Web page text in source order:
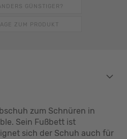
GÜNSTIGER?
ZUM PRODUKT
zum Schnüren in
Sein Fußbett ist
sich der Schuh auch für